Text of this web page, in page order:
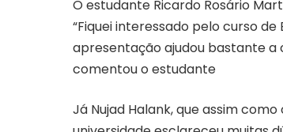
O estudante Ricardo Rosário
“Fiquei interessado pelo curso
apresentação ajudou bastante a
comentou o estudante
Já Nujad Halank, que assim